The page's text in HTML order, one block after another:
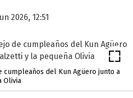
2026, 12:51
del Kun Agüero junto a
Olivia